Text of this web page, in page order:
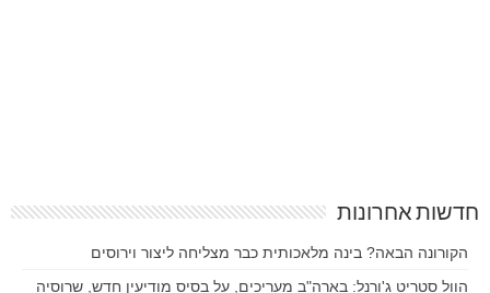
חדשות אחרונות
הקורונה הבאה? בינה מלאכותית כבר מצליחה ליצור וירוסים
הוול סטריט ג'ורנל: בארה"ב מעריכים, על בסיס מודיעין חדש, שרוסיה